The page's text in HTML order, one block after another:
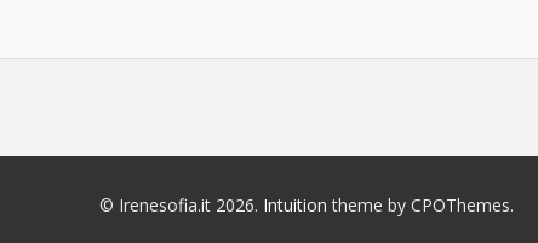
© Irenesofia.it 2026. Intuition theme by CPOThemes.